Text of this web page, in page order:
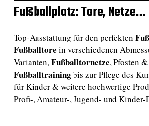
Fußballplatz: Tore, Netze…
Top-Ausstattung für den perfekten
Fußballtore in verschiedenen
Varianten,Fußballtornetze, Pfosten
Fußballtrainingbis zur Pflege des
für Kinder & weitere hochwertige
Profi-, Amateur-, Jugend- und Kinder-